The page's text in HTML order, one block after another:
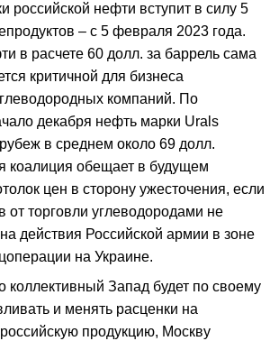
российской нефти вступит в силу 5
– с 5 февраля 2023 года.
в расчете 60 долл. за баррель сама
критичной для бизнеса
компаний. По
декабря нефть марки Urals
в среднем около 69 долл.
коалиция обещает в будущем
цен в сторону ужесточения, если
от торговли углеводородами не
действия Российской армии в зоне
на Украине.
коллективный Запад будет по своему
и менять расценки на
продукцию, Москву